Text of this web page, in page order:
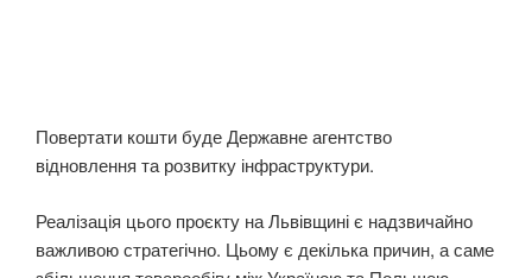
Повертати кошти буде Державне агентство
відновлення та розвитку інфраструктури.
Реалізація цього проєкту на Львівщині є надзвичайно
важливою стратегічно. Цьому є декілька причин, а саме